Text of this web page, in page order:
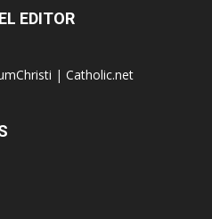
EDITOR
| Catholic.net